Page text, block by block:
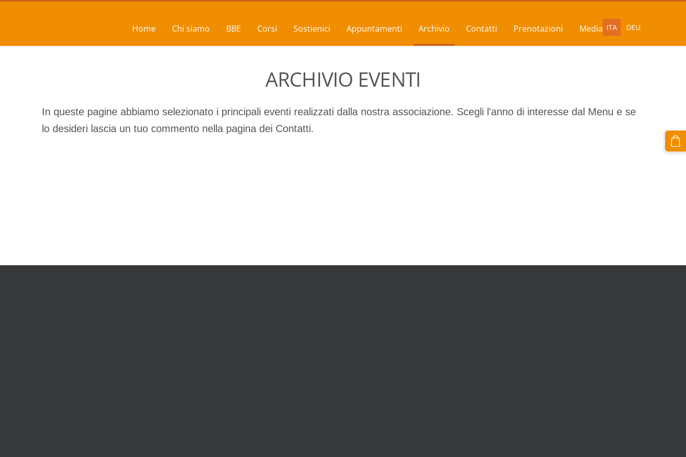
Home Chi siamo BBE Corsi Sostienici Appuntamenti Archivio Contatti Prenotazioni Media ITA DEU
ARCHIVIO EVENTI
In queste pagine abbiamo selezionato i principali eventi realizzati dalla nostra associazione. Scegli l'anno di interesse dal Menu e se
lo desideri lascia un tuo commento nella pagina dei Contatti.